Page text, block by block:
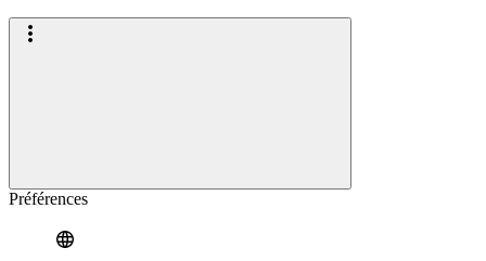
Préférences